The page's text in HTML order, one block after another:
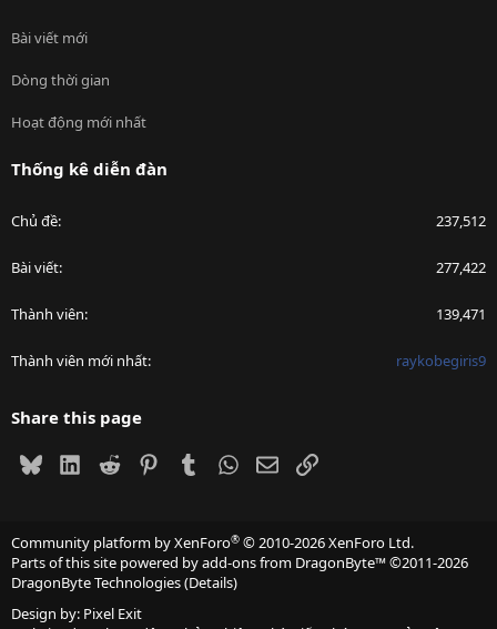
Bài viết mới
Dòng thời gian
Hoạt động mới nhất
Thống kê diễn đàn
Chủ đề 237,512
Bài viết 277,422
Thành viên 139,471
Thành viên mới nhất raykobegiris9
Share this page
BlueskyLinkedIn
Reddit PinterestTumblrWhatsApp
EmailLink
Community platform by XenForo® © 2010-2026 XenForo Ltd.
Parts of this site powered byadd-ons from DragonByte™©2011-2026
DragonByte Technologies(Details)
Design by: Pixel Exit